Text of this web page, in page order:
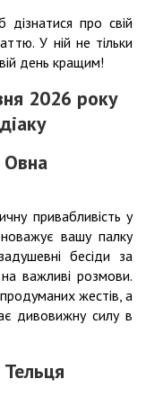
про свій
У ній не тільки
день кращим!
2026 року
Овна
привабливість у
вашу палку
бесіди за
на важливі розмови.
жестів, а
дивовижну силу в